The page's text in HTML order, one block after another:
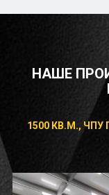
НАШЕ
1500 КВ.М., ЧПУ